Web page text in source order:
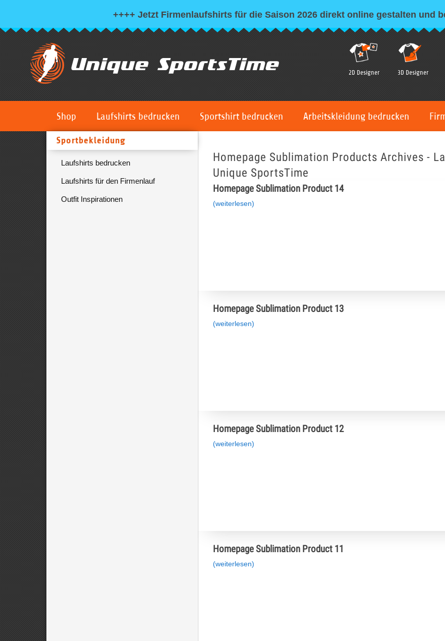
++++ Jetzt Firmenlaufshirts für die Saison 2026 direkt online gestalten und
3D Designer
2D Designer
Shop Laufshirts bedrucken Sportshirt bedrucken Arbeitskleidung bedrucken
Sportbekleidung
Laufshirts bedrucken
Laufshirts für den Firmenlauf
Outfit Inspirationen
Homepage Sublimation Products Archives -
Unique SportsTime
Homepage Sublimation Product 14
(weiterlesen)
Homepage Sublimation Product 13
(weiterlesen)
Homepage Sublimation Product 12
(weiterlesen)
Homepage Sublimation Product 11
(weiterlesen)